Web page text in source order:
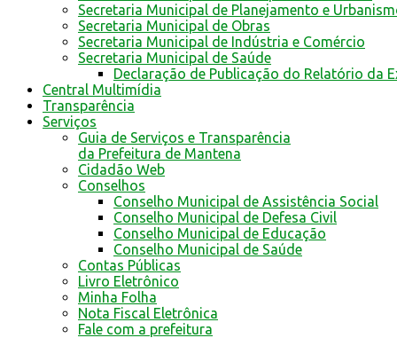
Secretaria Municipal de Planejamento e
Secretaria Municipal de Obras
Secretaria Municipal de Indústria e Comércio
Secretaria Municipal de Saúde
Declaração de Publicação do Relatório da
Central Multimídia
Transparência
Serviços
Guia de Serviços e Transparência
da Prefeitura de Mantena
Cidadão Web
Conselhos
Conselho Municipal de Assistência Social
Conselho Municipal de Defesa Civil
Conselho Municipal de Educação
Conselho Municipal de Saúde
Contas Públicas
Livro Eletrônico
Minha Folha
Nota Fiscal Eletrônica
Fale com a prefeitura